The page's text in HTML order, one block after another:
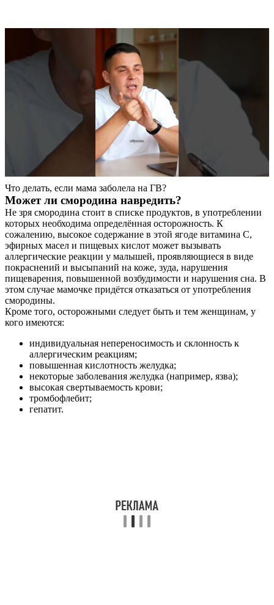
Что делать, если мама заболела на ГВ?
Может ли смородина навредить?
Не зря смородина стоит в списке продуктов, в употреблении
которых необходима определённая осторожность. К
сожалению, высокое содержание в этой ягоде витамина С,
эфирных масел и пищевых кислот может вызывать
аллергические реакции у малышей, проявляющиеся в виде
покраснений и высыпаний на коже, зуда, нарушения
пищеварения, повышенной возбудимости и нарушения сна. В
этом случае мамочке придётся отказаться от употребления
смородины.
Кроме того, осторожными следует быть и тем женщинам, у
кого имеются:
индивидуальная непереносимость и склонность к
аллергическим реакциям;
повышенная кислотность желудка;
некоторые заболевания желудка (например, язва);
высокая свертываемость крови;
тромбофлебит;
гепатит.